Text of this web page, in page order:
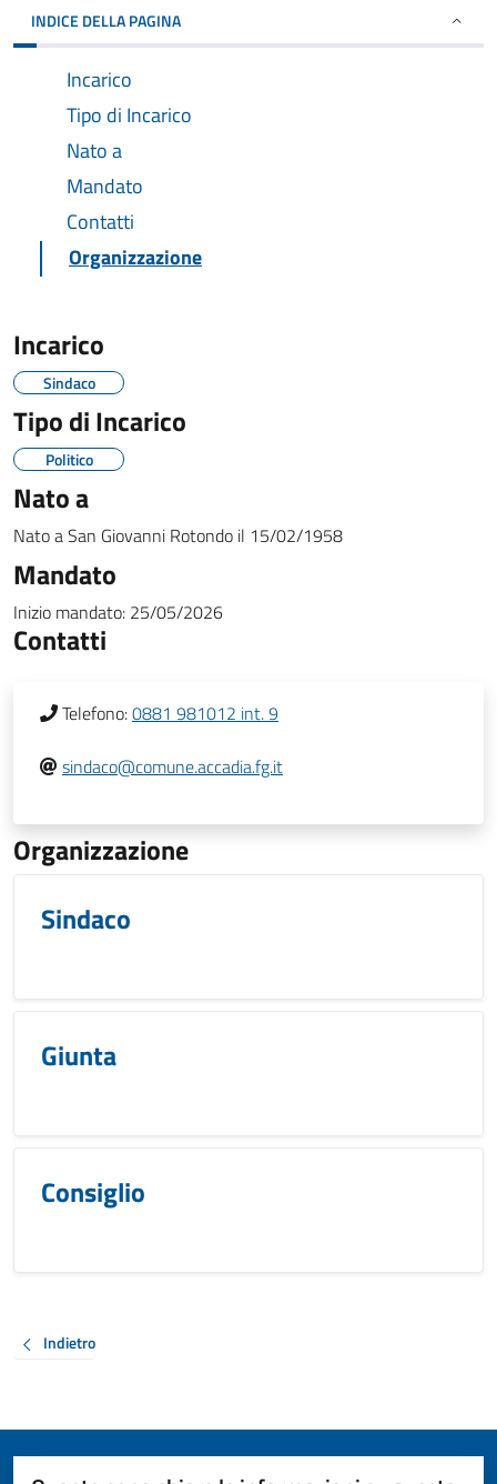
INDICE DELLA PAGINA
Incarico
Tipo di Incarico
Nato a
Mandato
Contatti
Organizzazione
Incarico
Sindaco
Tipo di Incarico
Politico
Nato a
Nato aSan Giovanni Rotondo il 15/02/1958
Mandato
Inizio mandato: 25/05/2026
Contatti
Telefono:0881 981012 int. 9
sindaco@comune.accadia.fg.it
Organizzazione
Sindaco
Giunta
Consiglio
Indietro